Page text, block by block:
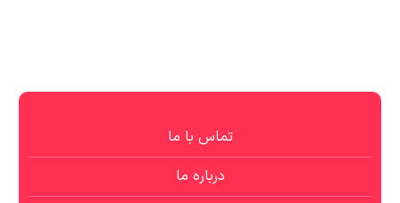
تماس با ما
درباره ما